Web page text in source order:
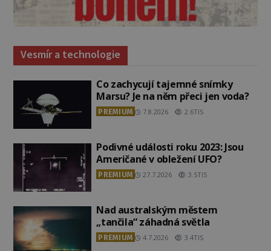
Vesmír a technologie
Co zachycují tajemné snímky
Marsu? Je na něm přeci jen voda?
PREMIUM 7.8.2026 2.6TIS
Podivné události roku 2023: Jsou
Američané v obležení UFO?
PREMIUM 27.7.2026 3.5TIS
Nad australským městem
„tančila“ záhadná světla
PREMIUM 4.7.2026 3.4TIS